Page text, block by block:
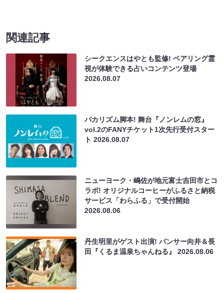
関連記事
シークエンスはやとも監修! ペアリング霊
視が体験できる占いコンテンツ登場
2026.08.07
バカリズム脚本! 舞台『ノンレムの窓』
vol.2のFANYチケット1次先行受付スター
ト2026.08.07
ニューヨーク・嶋佐が地元富士吉田市とコ
ラボ! オリジナルコーヒーがふるさと納税
サービス「わらふる」で受付開始
2026.08.06
丹生明里がゲスト出演! パンサー向井＆長
田『くるま温泉ちゃんねる』2026.08.06